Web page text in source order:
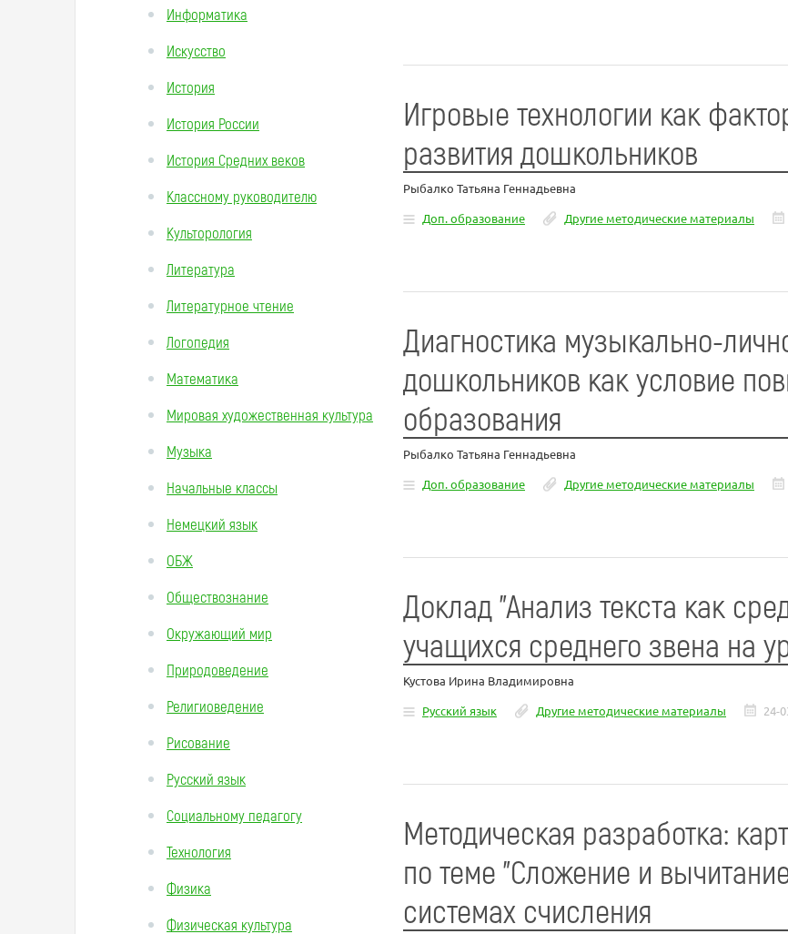
Информатика
Искусство
История
История России
История Средних веков
Классному руководителю
Культорология
Литература
Литературное чтение
Логопедия
Математика
Мировая художественная культура
Музыка
Начальные классы
Немецкий язык
ОБЖ
Обществознание
Окружающий мир
Природоведение
Религиоведение
Рисование
Русский язык
Социальному педагогу
Технология
Физика
Физическая культура
Игровые технологии как
развития дошкольников
Рыбалко Татьяна Геннадьевна
Доп. образование
Другие методические материалы
Диагностика музыкально-
дошкольников как условие
образования
Рыбалко Татьяна Геннадьевна
Доп. образование
Другие методические материалы
Доклад "Анализ текста как
учащихся среднего звена на
Кустова Ирина Владимировна
Русский язык
Другие методические материалы 24-
Методическая разработка:
по теме "Сложение и
системах счисления